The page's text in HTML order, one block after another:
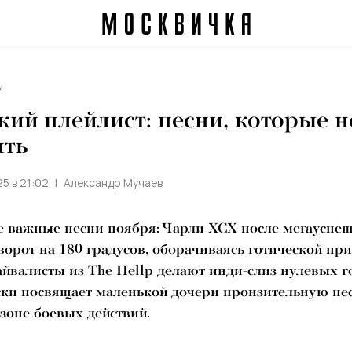
плейлист: песни, которые
в 21:02 Александр Мучаев
важные песни ноября: Чарли XCX после
на 180 градусов, оборачиваясь готической
из The Hellp делают инди-слиз нулевых
посвящает маленькой дочери пронзительную
боевых действий.